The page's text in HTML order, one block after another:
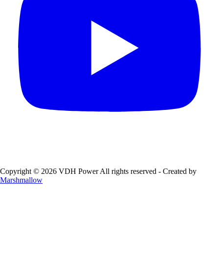
Copyright © 2026 VDH Power All rights reserved - Created by
Marshmallow